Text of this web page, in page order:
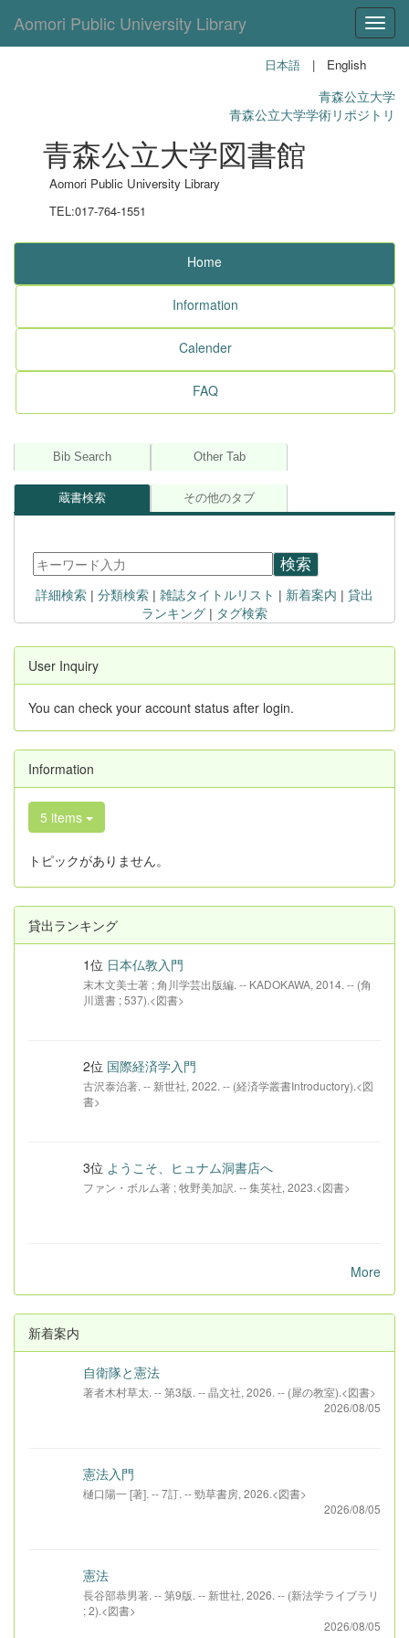
Aomori Public University Library
日本語 | English
青森公立大学
青森公立大学学術リポジトリ
青森公立大学図書館
Aomori Public University Library
TEL:017-764-1551
Home
Information
Calender
FAQ
Bib Search Other Tab
蔵書検索 その他のタブ
検索
詳細検索 | 分類検索 | 雑誌タイトルリスト | 新着案内 | 貸出
ランキング | タグ検索
User Inquiry
You can check your account status after login.
Information
5 items
トピックがありません。
貸出ランキング
1位 日本仏教入門
末木文美士著 ; 角川学芸出版編. -- KADOKAWA, 2014. -- (角
川選書 ; 537).<図書>
2位 国際経済学入門
古沢泰治著. -- 新世社, 2022. -- (経済学叢書Introductory).<図
書>
3位 ようこそ、ヒュナム洞書店へ
ファン・ボルム著 ; 牧野美加訳. -- 集英社, 2023.<図書>
More
新着案内
自衛隊と憲法
著者木村草太. -- 第3版. -- 晶文社, 2026. -- (犀の教室).<図書>
2026/08/05
憲法入門
樋口陽一 [著]. -- 7訂. -- 勁草書房, 2026.<図書>
2026/08/05
憲法
長谷部恭男著. -- 第9版. -- 新世社, 2026. -- (新法学ライブラリ
; 2).<図書>
2026/08/05